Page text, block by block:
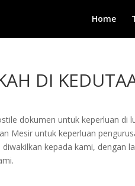
Home
DI
dokumen untuk keperluan di
Mesir untuk keperluan
kepada kami, dengan